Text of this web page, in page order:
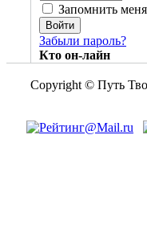
Запомнить меня
Забыли пароль?
Кто он-лайн
Copyright © Путь